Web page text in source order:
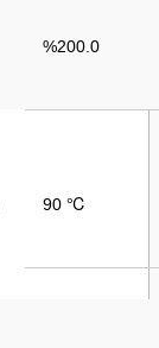
%200.0
90 ℃